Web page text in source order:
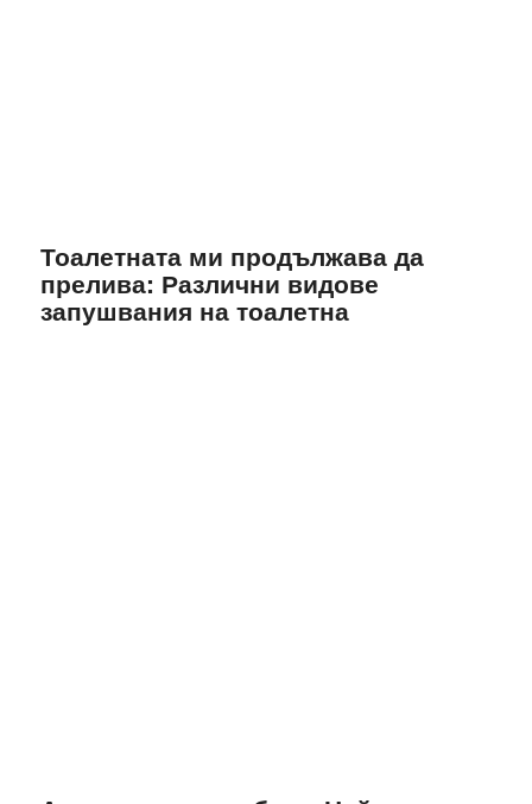
Тоалетната ми продължава да
прелива: Различни видове
запушвания на тоалетна